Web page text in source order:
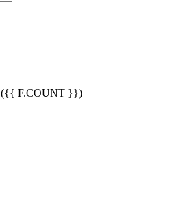
({{ F.COUNT }})